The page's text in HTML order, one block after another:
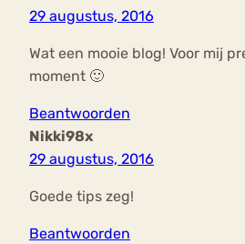
29 augustus, 2016
Wat een mooie blog! Voor mij
moment 🙂
Beantwoorden
Nikki98x
29 augustus, 2016
Goede tips zeg!
Beantwoorden